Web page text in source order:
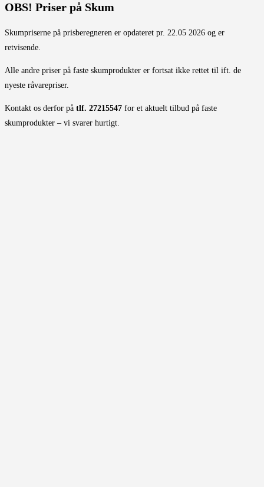
OBS! Priser på Skum
Skumpriserne på prisberegneren er opdateret pr. 22.05 2026 og er
retvisende.
Alle andre priser på faste skumprodukter er fortsat ikke rettet til ift. de
nyeste råvarepriser.
Kontakt os derfor på tlf. 27215547 for et aktuelt tilbud på faste
skumprodukter – vi svarer hurtigt.